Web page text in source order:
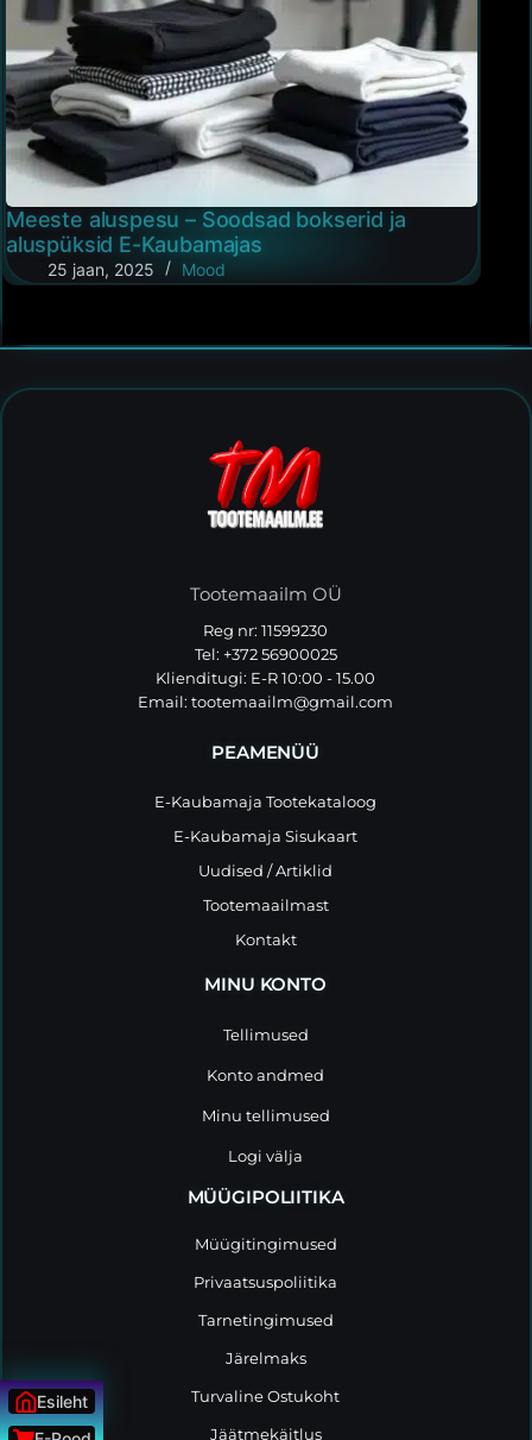
Meeste aluspesu – Soodsad bokserid ja
aluspüksid E-Kaubamajas
25 jaan, 2025 Mood
Tootemaailm OÜ
Reg nr: 11599230
Tel: +372 56900025
Klienditugi: E-R 10:00 - 15.00
Email:tootemaailm@gmail.com
PEAMENÜÜ
E-Kaubamaja Tootekataloog
E-Kaubamaja Sisukaart
Uudised / Artiklid
Tootemaailmast
Kontakt
MINU KONTO
Tellimused
Konto andmed
Minu tellimused
Logi välja
MÜÜGIPOLIITIKA
Müügitingimused
Privaatsuspoliitika
Tarnetingimused
Järelmaks
Turvaline Ostukoht
Jäätmekäitlus
Esileht